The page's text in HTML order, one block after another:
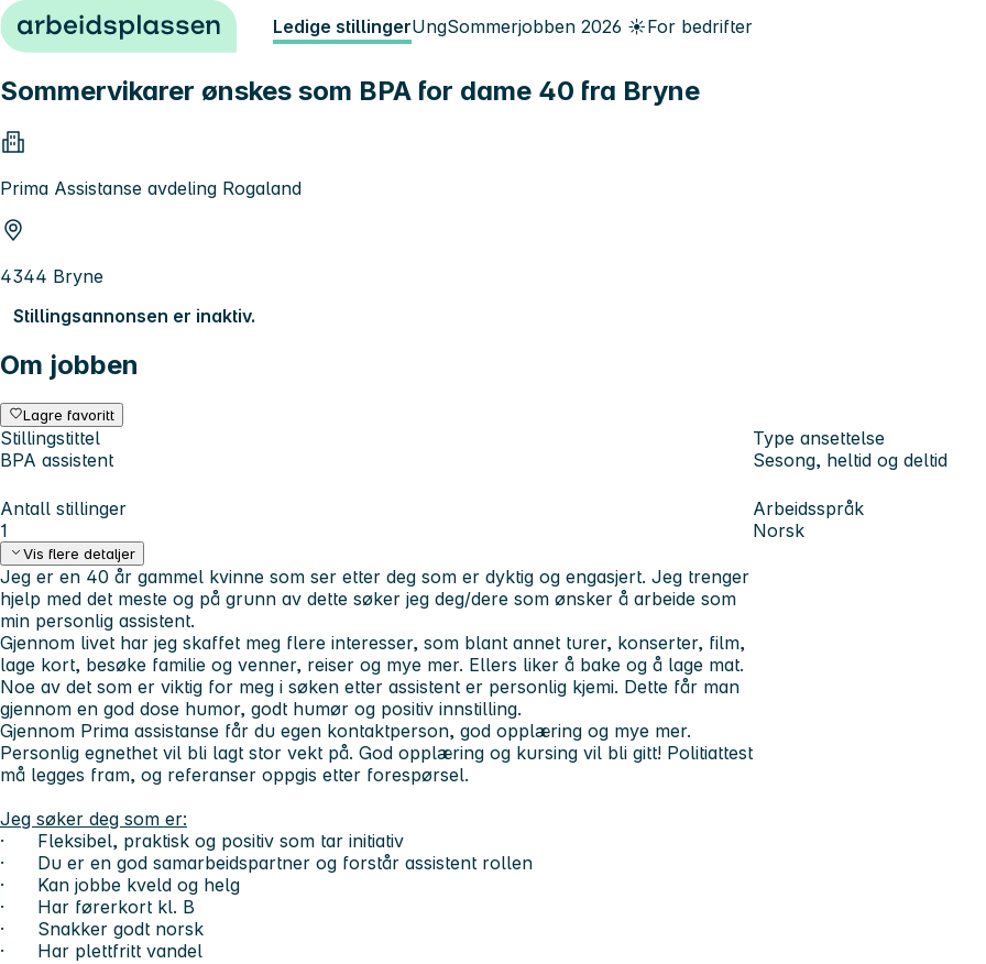
Hopp til innhold Ledige stillingerUngSommerjobben 2026 ☀️For bedrifter
Sommervikarer ønskes som BPA for dame 40 fra Bryne
Prima Assistanse avdeling Rogaland
4344 Bryne
Stillingsannonsen er inaktiv.
Om jobben
Lagre favoritt
Stillingstittel
BPA assistent
Type ansettelse
Sesong, heltid og deltid
Antall stillinger
1
Arbeidsspråk
Norsk
Vis flere detaljer
Jeg er en 40 år gammel kvinne som ser etter deg som er dyktig og engasjert. Jeg trenger
hjelp med det meste og på grunn av dette søker jeg deg/dere som ønsker å arbeide som
min personlig assistent.
Gjennom livet har jeg skaffet meg flere interesser, som blant annet turer, konserter, film,
lage kort, besøke familie og venner, reiser og mye mer. Ellers liker å bake og å lage mat.
Noe av det som er viktig for meg i søken etter assistent er personlig kjemi. Dette får man
gjennom en god dose humor, godt humør og positiv innstilling.
Gjennom Prima assistanse får du egen kontaktperson, god opplæring og mye mer.
Personlig egnethet vil bli lagt stor vekt på. God opplæring og kursing vil bli gitt! Politiattest
må legges fram, og referanser oppgis etter forespørsel.
Jeg søker deg som er:
· Fleksibel, praktisk og positiv som tar initiativ
· Du er en god samarbeidspartner og forstår assistent rollen
· Kan jobbe kveld og helg
· Har førerkort kl. B
· Snakker godt norsk
· Har plettfritt vandel